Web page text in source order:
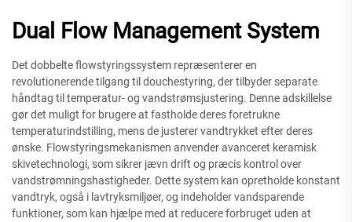
Dual Flow Management System
Det dobbelte flowstyringssystem repræsenterer en
revolutionerende tilgang til douchestyring, der tilbyder separate
håndtag til temperatur- og vandstrømsjustering. Denne adskillelse
gør det muligt for brugere at fastholde deres foretrukne
temperaturindstilling, mens de justerer vandtrykket efter deres
ønske. Flowstyringsmekanismen anvender avanceret keramisk
skivetechnologi, som sikrer jævn drift og præcis kontrol over
vandstrømningshastigheder. Dette system kan opretholde konstant
vandtryk, også i lavtryksmiljøer, og indeholder vandsparende
funktioner, som kan hjælpe med at reducere forbruget uden at